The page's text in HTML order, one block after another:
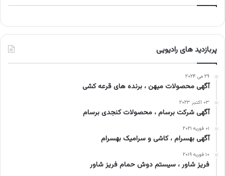
پربازدید های رادیویی
۲۹ می ۲۰۲۴
آگهی محصولات میهن ، برنده های قرعه کشی
۰۳ اکتبر ۲۰۲۳
آگهی شرکت برسام ، محصولات کنجدی برسام
۰۱ فوریه ۲۰۲۱
آگهی بهسرام ، کاشی و سرامیک بهسرام
۱۰ فوریه ۲۰۱۹
فریز شاور ، سیستم دوش حمام فریز شاور